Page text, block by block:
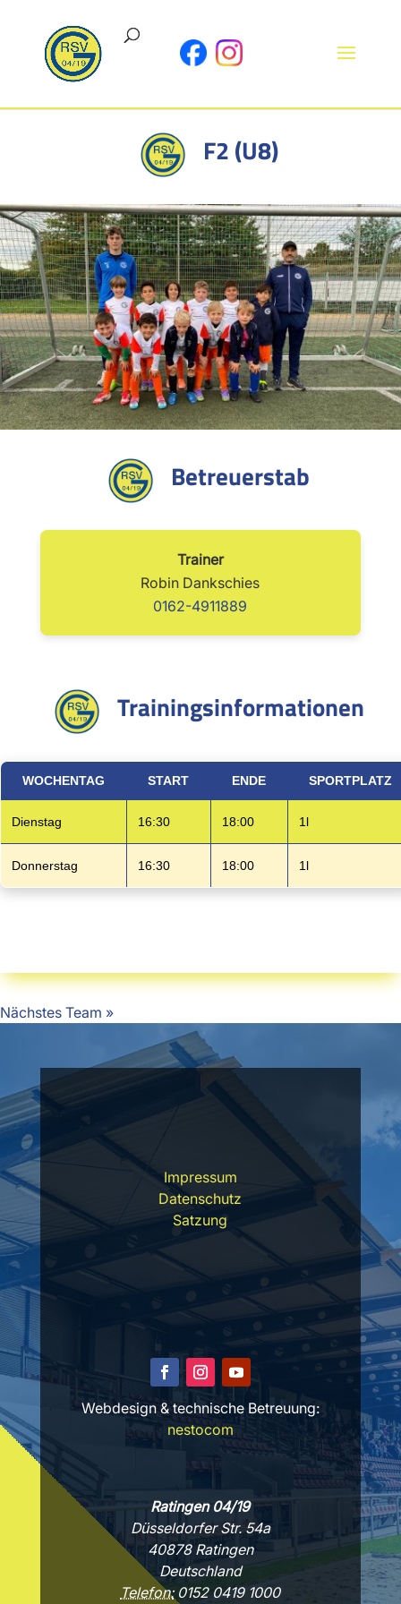
F2 (U8)
Betreuerstab
Trainer
Robin Dankschies
0162-4911889
Trainingsinformationen
WOCHENTAG START ENDE SPORTPLATZ
Dienstag 16:30 18:00 1l
Donnerstag 16:30 18:00 1l
Nächstes Team »
Impressum
Datenschutz
Satzung
Webdesign & technische Betreuung:
nestocom
Ratingen 04/19
Düsseldorfer Str. 54a
40878 Ratingen
Deutschland
Telefon:0152 0419 1000